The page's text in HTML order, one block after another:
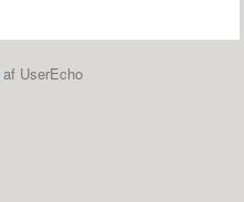
af UserEcho